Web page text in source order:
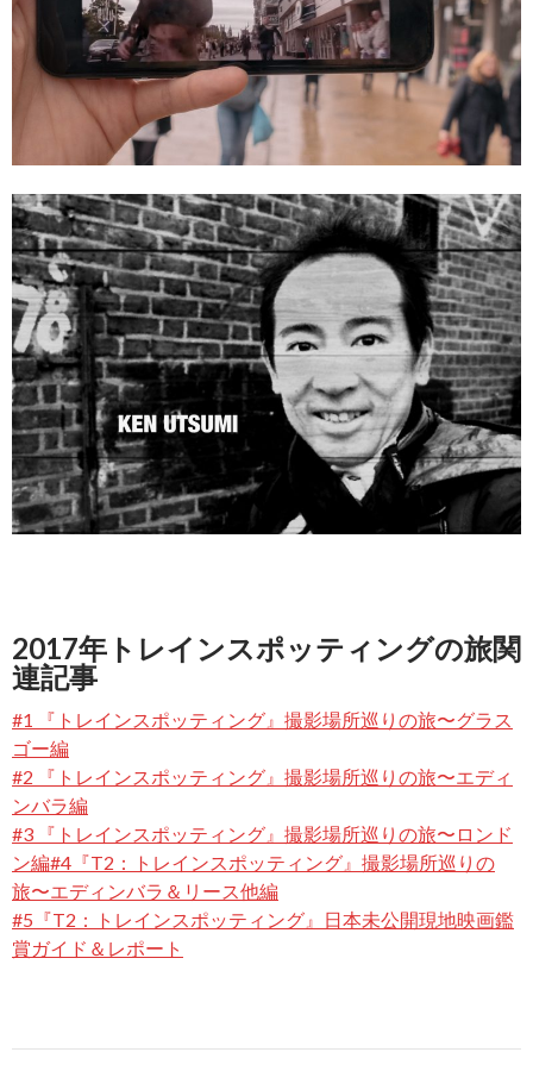
2017年トレインスポッティングの旅関
連記事
#1 『トレインスポッティング』撮影場所巡りの旅〜グラス
ゴー編
#2 『トレインスポッティング』撮影場所巡りの旅〜エディ
ンバラ編
#3 『トレインスポッティング』撮影場所巡りの旅〜ロンド
ン編#4『T2：トレインスポッティング』撮影場所巡りの
旅〜エディンバラ＆リース他編
#5『T2：トレインスポッティング』日本未公開現地映画鑑
賞ガイド＆レポート